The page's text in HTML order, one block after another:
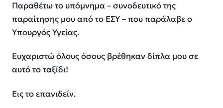
Παραθέτω το υπόμνημα – συνοδευτικό της
παραίτησης μου από το ΕΣΥ – που παράλαβε ο
Υπουργός Υγείας.
Ευχαριστώ όλους όσους βρέθηκαν δίπλα μου σε
αυτό το ταξίδι!
Εις το επανιδείν.